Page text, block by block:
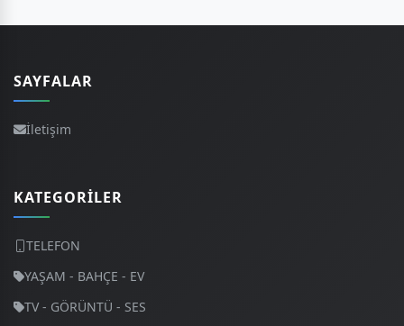
SAYFALAR
İletişim
KATEGORILER
TELEFON
YAŞAM - BAHÇE - EV
TV - GÖRÜNTÜ - SES